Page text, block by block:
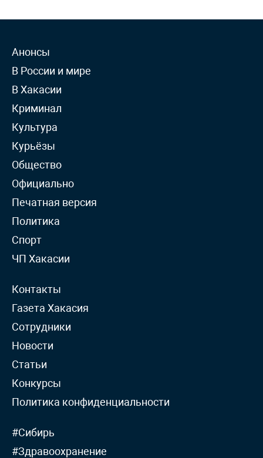
Анонсы
В России и мире
В Хакасии
Криминал
Культура
Курьёзы
Общество
Официально
Печатная версия
Политика
Спорт
ЧП Хакасии
Контакты
Газета Хакасия
Сотрудники
Новости
Статьи
Конкурсы
Политика конфиденциальности
#Сибирь
#Здравоохранение